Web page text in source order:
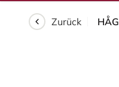
Zurück